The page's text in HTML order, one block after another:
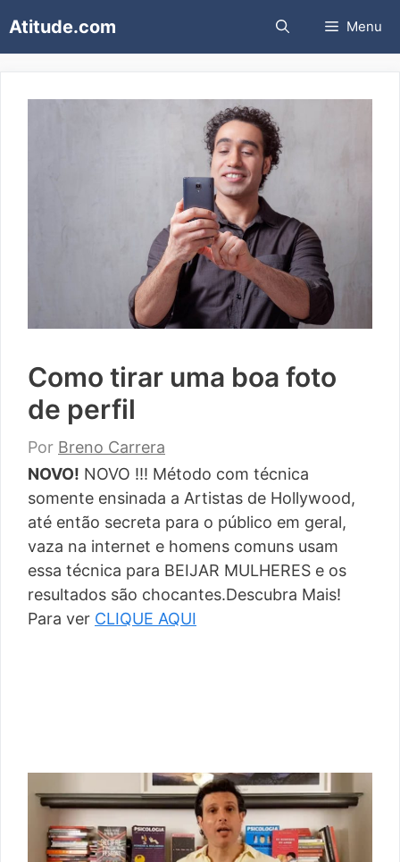
para
o
Atitude.com Menu
Como tirar uma boa foto
de perfil
Por Breno Carrera
NOVO! NOVO !!! Método com técnica
somente ensinada a Artistas de Hollywood,
até então secreta para o público em geral,
vaza na internet e homens comuns usam
essa técnica para BEIJAR MULHERES e os
resultados são chocantes.Descubra Mais!
Para ver CLIQUE AQUI